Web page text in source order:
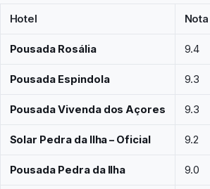
Hotel Nota
Pousada Rosália 9.4
Pousada Espindola 9.3
Pousada Vivenda dos Açores 9.3
Solar Pedra da Ilha – Oficial 9.2
Pousada Pedra da Ilha 9.0